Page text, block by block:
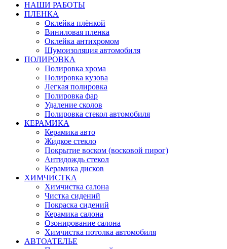
НАШИ РАБОТЫ
ПЛЕНКА
Оклейка плёнкой
Виниловая пленка
Оклейка антихромом
Шумоизоляция автомобиля
ПОЛИРОВКА
Полировка хрома
Полировка кузова
Легкая полировка
Полировка фар
Удаление сколов
Полировка стекол автомобиля
КЕРАМИКА
Керамика авто
Жидкое стекло
Покрытие воском (восковой пирог)
Антидождь стекол
Керамика дисков
ХИМЧИСТКА
Химчистка салона
Чистка сидений
Покраска сидений
Керамика салона
Озонирование салона
Химчистка потолка автомобиля
АВТОАТЕЛЬЕ